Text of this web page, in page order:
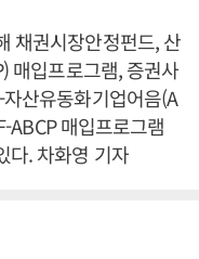
채권시장안정펀드, 산
매입프로그램, 증권사
산유동화기업어음(A
ABCP 매입프로그램
다. 차화영 기자